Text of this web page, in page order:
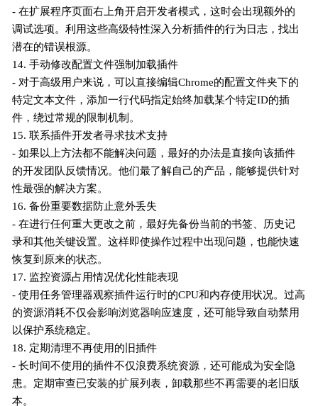
- 在扩展程序页面右上角开启开发者模式，这时会出现额外的
调试选项。利用这些高级特性深入分析插件的行为日志，找出
潜在的错误根源。
14. 手动修改配置文件强制加载插件
- 对于高级用户来说，可以直接编辑Chrome的配置文件夹下的
特定文本文件，添加一行代码指定始终加载某个特定ID的插
件，绕过常规的限制机制。
15. 联系插件开发者寻求技术支持
- 如果以上方法都不能解决问题，最好的办法是直接向该插件
的开发团队反馈情况。他们最了解自己的产品，能够提供针对
性最强的解决方案。
16. 备份重要数据防止意外丢失
- 在进行任何重大更改之前，最好先备份当前的书签、历史记
录和其他关键设置。这样即使操作过程中出现问题，也能快速
恢复到原来的状态。
17. 监控资源占用情况优化性能表现
- 使用任务管理器观察插件运行时的CPU和内存使用状况。过高
的资源消耗不仅会影响浏览器响应速度，还可能导致自动禁用
以保护系统稳定。
18. 定期清理不再使用的旧插件
- 长时间不使用的插件不仅浪费系统资源，还可能成为安全隐
患。定期审查已安装的扩展列表，卸载那些不再需要的老旧版
本。